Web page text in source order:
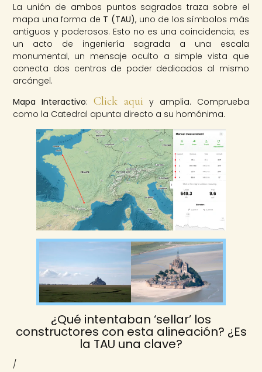
La unión de ambos puntos sagrados traza sobre el
mapa una forma de T (TAU), uno de los símbolos más
antiguos y poderosos. Esto no es una coincidencia; es
un acto de ingeniería sagrada a una escala
monumental, un mensaje oculto a simple vista que
conecta dos centros de poder dedicados al mismo
arcángel.
Mapa Interactivo:Click aqui y amplia. Comprueba
como la Catedral apunta directo a su homónima.
¿Qué intentaban ‘sellar’ los
constructores con esta alineación? ¿Es
la TAU una clave?
/